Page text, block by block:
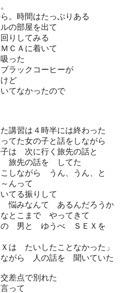
。時間はたっぷりある
の部屋を出て
りしてみる
ＣＡに着いて
った
ラックコーヒーが
ど
てなかったので
講習は４時半には終わった
てた女の子と話をしながら
は 次に行く旅先の話と
旅先の話を してた
しながら うん、うん、と
んって
てる振りして
悩みなんて あるんだろうか
とこまで やってきて
の 男と ゆうべ ＳＥＸを
は たいしたことなかった」
がら 人の話を 聞いていた
差点で別れた
って